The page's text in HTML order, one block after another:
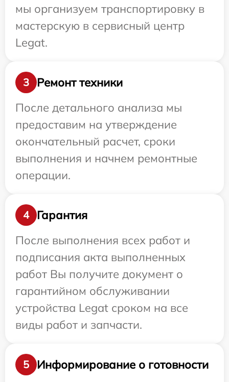
мы организуем транспортировку в
мастерскую в сервисный центр
Legat.
3
Ремонт техники
После детального анализа мы
предоставим на утверждение
окончательный расчет, сроки
выполнения и начнем ремонтные
операции.
4
Гарантия
После выполнения всех работ и
подписания акта выполненных
работ Вы получите документ о
гарантийном обслуживании
устройства Legat сроком на все
виды работ и запчасти.
5
Информирование о готовности